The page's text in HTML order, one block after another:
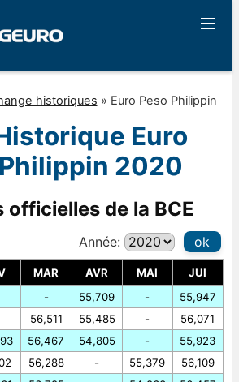
historiques » Euro Peso Philippin
Euro
2020
officielles de la BCE
Année: ok
MAR AVR MAI
JUI
-
56,511
56,467
56,288
55,709
55,485
54,805
-
-
-
-
55,379
55,947
56,071
55,923
56,109